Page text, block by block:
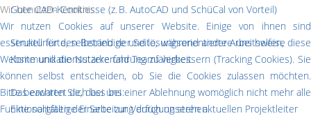
Gute CAD-Kenntnisse (z. B. AutoCAD und SchüCal von Vorteil)
Strukturierte, selbständige und lösungsorientierte Arbeitsweise
Kommunikationsstärke und Teamfähigkeit
Das erwartet dich bei uns:
Eine sorgfältige Einarbeitung durch unseren aktuellen Projektleiter
Wir benutzen Cookies
Wir nutzen Cookies auf unserer Website. Einige von ihnen sind
essenziell für den Betrieb der Seite, während andere uns helfen, diese
Website und die Nutzererfahrung zu verbessern (Tracking Cookies). Sie
können selbst entscheiden, ob Sie die Cookies zulassen möchten.
Bitte beachten Sie, dass bei einer Ablehnung womöglich nicht mehr alle
Funktionalitäten der Seite zur Verfügung stehen.